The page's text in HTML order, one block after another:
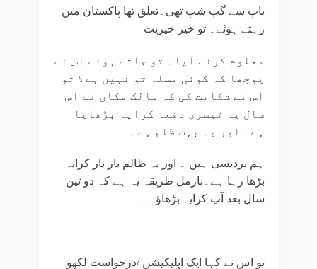
باپ سے گپ شپ تھی۔تعلق تھا پاکستان میں
رہتے ہوئے۔ تو خیر خیریت
معلوم کرنے آیا۔ تو جاتے ہوئے اس نے
پوچھا کہ کوئی مسلہ تو نہیں ہے؟ تو
اس نے شکایت کی کہ مالک مکان نے اس
سال یہ تیسری دفعہ کرایہ بڑھایا
ہے۔ اور یہ بہت ظلم ہے۔
ہم پردیسی ہیں ۔ اور یہ ظالم بار بار کرایہ
بڑھا رہا ہے۔نارمل طریقہ یہ ہے کہ دو تین
سال بعد آپ کرایہ بڑھاؤ۔۔۔
تو اس نے کہا ایک اپلیکیشن /درخواست لکھو